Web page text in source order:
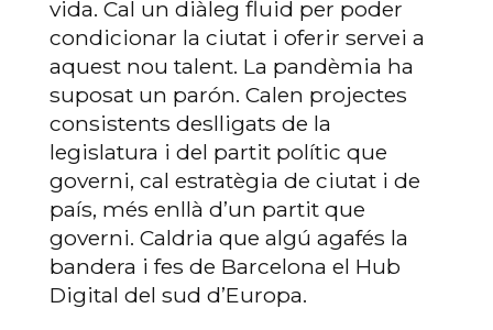
vida. Cal un diàleg fluid per poder
condicionar la ciutat i oferir servei a
aquest nou talent. La pandèmia ha
suposat un parón. Calen projectes
consistents deslligats de la
legislatura i del partit polític que
governi, cal estratègia de ciutat i de
país, més enllà d’un partit que
governi. Caldria que algú agafés la
bandera i fes de Barcelona el Hub
Digital del sud d’Europa.